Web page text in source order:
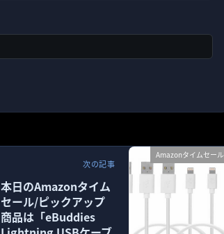
Amazonタイムセール
次の記事
本日のAmazonタイム
セール/ピックアップ
商品は「eBuddies